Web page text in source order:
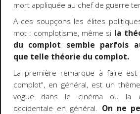
mort appliquée au chef de guerre
A ces soupçons les élites
mot : complotisme, même si la
du complot semble parfois
que telle théorie du complot.
La première remarque à faire
complot", en général, est un
vogue dans le cinéma ou la
occidentale en général. On ne